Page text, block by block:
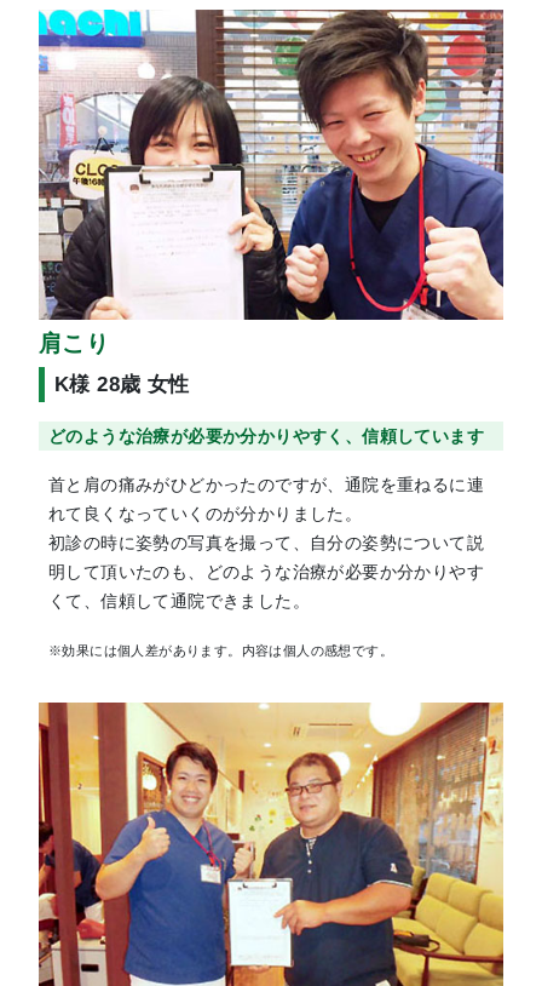
肩こり
K様 28歳 女性
どのような治療が必要か分かりやすく、信頼しています
首と肩の痛みがひどかったのですが、通院を重ねるに連
れて良くなっていくのが分かりました。
初診の時に姿勢の写真を撮って、自分の姿勢について説
明して頂いたのも、どのような治療が必要か分かりやす
くて、信頼して通院できました。
※効果には個人差があります。内容は個人の感想です。